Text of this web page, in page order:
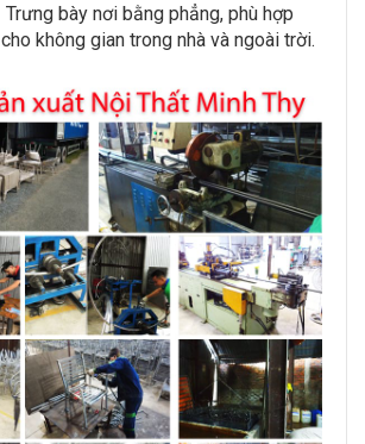
Trưng bày nơi bằng phẳng, phù hợp
cho không gian trong nhà và ngoài trời.